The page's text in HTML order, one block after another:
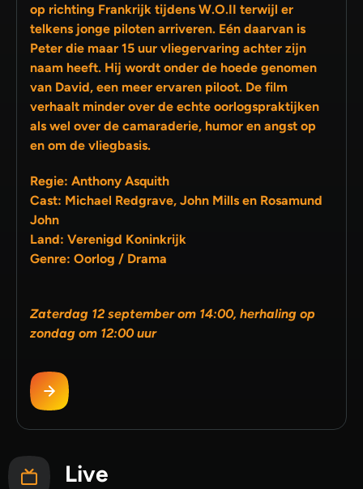
op richting Frankrijk tijdens W.O.II terwijl er
telkens jonge piloten arriveren. Eén daarvan is
Peter die maar 15 uur vliegervaring achter zijn
naam heeft. Hij wordt onder de hoede genomen
van David, een meer ervaren piloot. De film
verhaalt minder over de echte oorlogspraktijken
als wel over de camaraderie, humor en angst op
en om de vliegbasis.
Regie: Anthony Asquith
Cast: Michael Redgrave, John Mills en Rosamund
John
Land: Verenigd Koninkrijk
Genre: Oorlog / Drama
Zaterdag 12 september om 14:00, herhaling op
zondag om 12:00 uur
Live